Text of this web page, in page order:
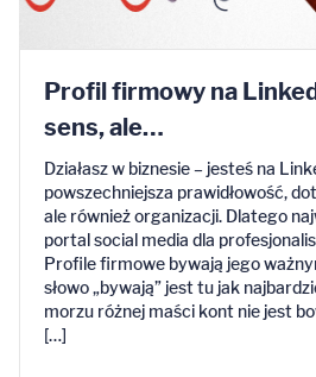
Profil firmowy na
sens, ale…
Działasz w biznesie – jesteś na
powszechniejsza prawidłowość,
ale również organizacji. Dlatego
portal social media dla
Profile firmowe bywają jego
słowo „bywają” jest tu jak
morzu różnej maści kont nie jest
[…]